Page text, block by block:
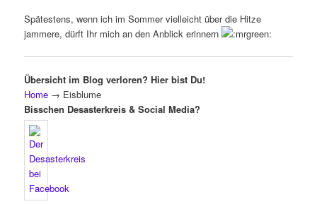
Spätestens, wenn ich im Sommer vielleicht über die Hitze
jammere, dürft Ihr mich an den Anblick erinnern
Übersicht im Blog verloren? Hier bist Du!
Home → Eisblume
Bisschen Desasterkreis & Social Media?